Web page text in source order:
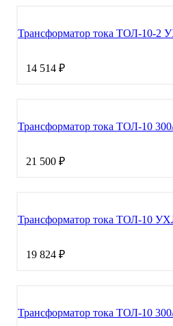
Трансформатор тока ТОЛ-10-2
14 514 ₽
Трансформатор тока ТОЛ-10
21 500 ₽
Трансформатор тока ТОЛ-10
19 824 ₽
Трансформатор тока ТОЛ-10